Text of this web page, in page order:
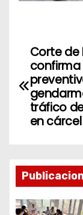
N
a
a
c
Corte de
confirma
tráfico
en cárcel